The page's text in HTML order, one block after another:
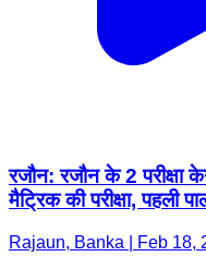
रजौन: रजौन के 2 परीक्षा
मैट्रिक की परीक्षा, पहली
Rajaun, Banka | Feb 18,